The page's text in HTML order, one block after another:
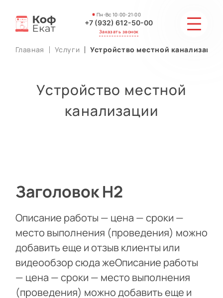
Пн-Вс 10:00-21:00
+7 (932) 612-50-00
Заказать звонок
АКЦИИ И СКИДКИ
КОНТАКТЫ
Главная Услуги Устройство местной канализации
Устройство местной
канализации
Заголовок Н2
Описание работы — цена — сроки —
место выполнения (проведения) можно
добавить еще и отзыв клиенты или
видеообзор сюда жеОписание работы
— цена — сроки — место выполнения
(проведения) можно добавить еще и